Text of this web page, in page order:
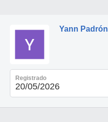
Yann Padrón
Registrado
20/05/2026